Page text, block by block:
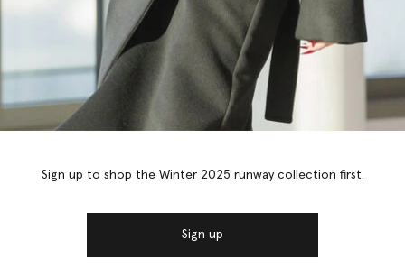
Sign up to shop the Winter 2025 runway collection first.
Sign up